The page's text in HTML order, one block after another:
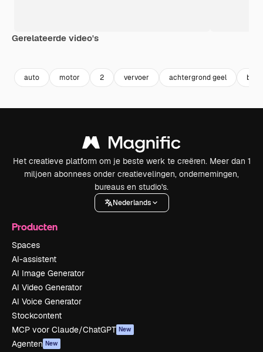
Gerelateerde video's
auto motor 2 vervoer achtergrond geel
Het creatieve platform om je beste werk te creëren. Meer dan 1
miljoen abonnees onder creatievelingen, ondernemingen,
bureaus en studio's.
Nederlands
Producten
Spaces
AI-assistent
AI Image Generator
AI Video Generator
AI Voice Generator
Stockcontent
MCP voor Claude/ChatGPT New
Agenten New